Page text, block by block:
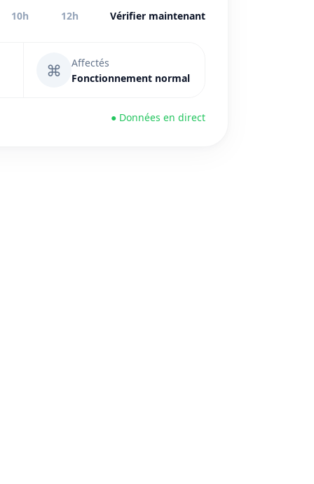
10h 12h Vérifier maintenant
⌘
Affectés
Fonctionnement normal
● Données en direct